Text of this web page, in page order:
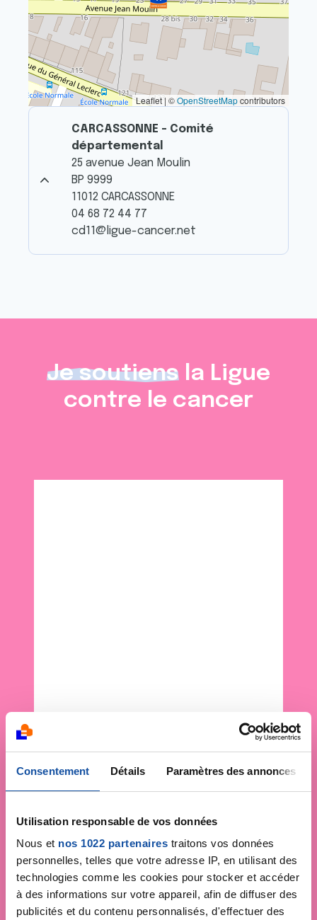
Consentement Détails Paramètres des annonces
Utilisation responsable de vos données
Nous et nos 1022 partenaires traitons vos données
personnelles, telles que votre adresse IP, en utilisant des
technologies comme les cookies pour stocker et accéder
à des informations sur votre appareil, afin de diffuser des
publicités et du contenu personnalisés, d'effectuer des
Leaflet | ©OpenStreetMapcontributors
CARCASSONNE - Comité
départemental
25 avenue Jean Moulin
BP 9999
11012 CARCASSONNE
04 68 72 44 77
cd11@ligue-cancer.net
Je soutiens la Ligue
contre le cancer